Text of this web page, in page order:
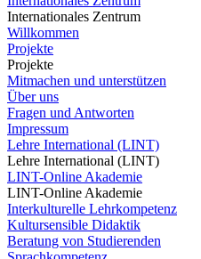
Internationales Zentrum
Willkommen
Projekte
Projekte
Mitmachen und unterstützen
Über uns
Fragen und Antworten
Impressum
Lehre International (LINT)
Lehre International (LINT)
LINT-Online Akademie
LINT-Online Akademie
Interkulturelle Lehrkompetenz
Kultursensible Didaktik
Beratung von Studierenden